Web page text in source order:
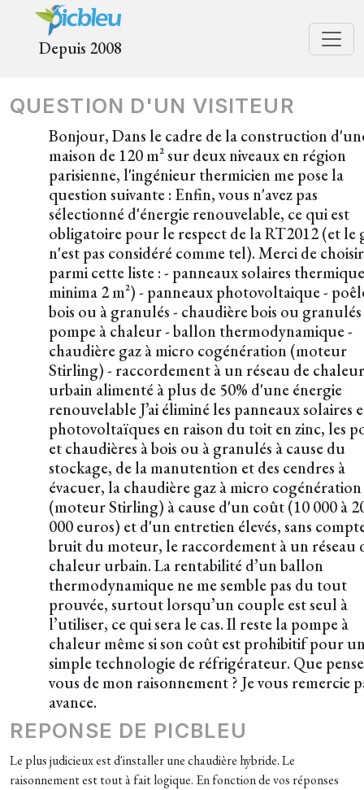
Depuis 2008
QUESTION D'UN VISITEUR
Bonjour, Dans le cadre de la construction
maison de 120 m² sur deux niveaux en région
parisienne, l'ingénieur thermicien me pose la
question suivante : Enfin, vous n'avez pas
sélectionné d'énergie renouvelable, ce qui est
obligatoire pour le respect de la RT2012 (et le
n'est pas considéré comme tel). Merci de choisir
parmi cette liste : - panneaux solaires
minima 2 m²) - panneaux photovoltaique -
bois ou à granulés - chaudière bois ou
pompe à chaleur - ballon thermodynamique -
chaudière gaz à micro cogénération (moteur
Stirling) - raccordement à un réseau de chaleur
urbain alimenté à plus de 50% d'une énergie
renouvelable J’ai éliminé les panneaux solaires
photovoltaïques en raison du toit en zinc, les
et chaudières à bois ou à granulés à cause du
stockage, de la manutention et des cendres à
évacuer, la chaudière gaz à micro cogénération
(moteur Stirling) à cause d'un coût (10 000 à
000 euros) et d'un entretien élevés, sans
bruit du moteur, le raccordement à un réseau
chaleur urbain. La rentabilité d’un ballon
thermodynamique ne me semble pas du tout
prouvée, surtout lorsqu’un couple est seul à
l’utiliser, ce qui sera le cas. Il reste la pompe à
chaleur même si son coût est prohibitif pour
simple technologie de réfrigérateur. Que
vous de mon raisonnement ? Je vous remercie
avance.
REPONSE DE PICBLEU
Le plus judicieux est d'installer une chaudière hybride. Le
raisonnement est tout à fait logique. En fonction de vos réponses